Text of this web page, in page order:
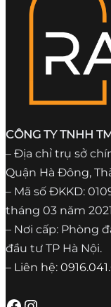
CÔNG TY TNHH
– Địa chỉ trụ sở
Quận Hà Đông,
– Mã số ĐKKD:
tháng 03 năm 2021
– Nơi cấp: Phòng
đầu tư TP Hà Nội.
– Liên hệ: